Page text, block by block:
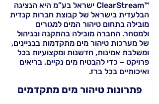
™ClearStream ישראל בע”מ היא הנציגה
הבלעדית בישראל של קבוצת חברות קנדית
מובילה בתחום טיהור המים למגורים
ולמסחר. החברה מובילה בהתקנה ובניהול
של מערכות טיהור מים מתקדמות בבניינים,
ומשלבת אמינות, חדשנות ומקצועיות בכל
פרויקט – כדי להבטיח מים נקיים, בריאים
ואיכותיים בכל ברז.
פתרונות טיהור מים מתקדמים